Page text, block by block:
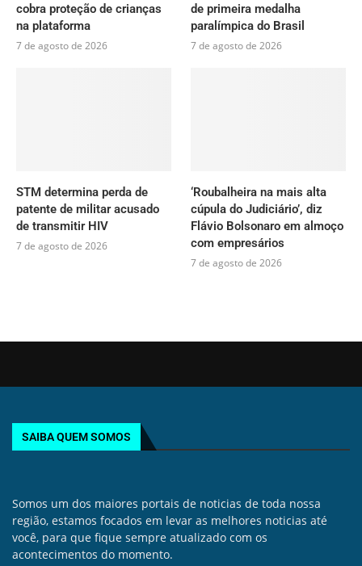
cobra proteção de crianças
na plataforma
7 de agosto de 2026
de primeira medalha
paralímpica do Brasil
7 de agosto de 2026
STM determina perda de
patente de militar acusado
de transmitir HIV
7 de agosto de 2026
‘Roubalheira na mais alta
cúpula do Judiciário’, diz
Flávio Bolsonaro em almoço
com empresários
7 de agosto de 2026
SAIBA QUEM SOMOS
Somos um dos maiores portais de noticias de toda nossa
região, estamos focados em levar as melhores noticias até
você, para que fique sempre atualizado com os
acontecimentos do momento.